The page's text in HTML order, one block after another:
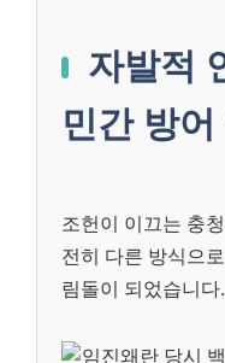
자발적
민간 방
조헌이 이끄는 충
전히 다른 방식으
림돌이 되었습니다.